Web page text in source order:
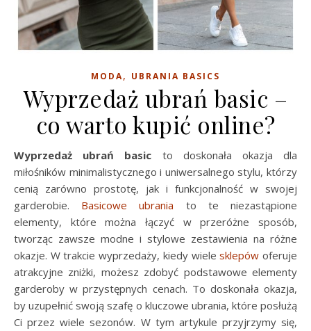
MODA, UBRANIA BASICS
Wyprzedaż ubrań basic –
co warto kupić online?
Wyprzedaż ubrań basic to doskonała okazja dla
miłośników minimalistycznego i uniwersalnego stylu, którzy
cenią zarówno prostotę, jak i funkcjonalność w swojej
garderobie. Basicowe ubrania to te niezastąpione
elementy, które można łączyć w przeróżne sposób,
tworząc zawsze modne i stylowe zestawienia na różne
okazje. W trakcie wyprzedaży, kiedy wielesklepów oferuje
atrakcyjne zniżki, możesz zdobyć podstawowe elementy
garderoby w przystępnych cenach. To doskonała okazja,
by uzupełnić swoją szafę o kluczowe ubrania, które posłużą
Ci przez wiele sezonów. W tym artykule przyjrzymy się,